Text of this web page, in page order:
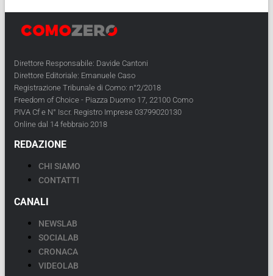
Direttore Responsabile: Davide Cantoni
Direttore Editoriale: Emanuele Caso
Registrazione Tribunale di Como: n°2/2018
Freedom of Choice - Piazza Duomo 17, 22100 Como
PIVA Cf e N° Iscr. Registro Imprese 03799020130
Online dal 14 febbraio 2018
REDAZIONE
CHI SIAMO
CONTATTI
CANALI
NEWSLAB
SOCIALAB
CRONACA
VIDEOLAB